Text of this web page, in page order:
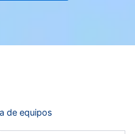
de equipos